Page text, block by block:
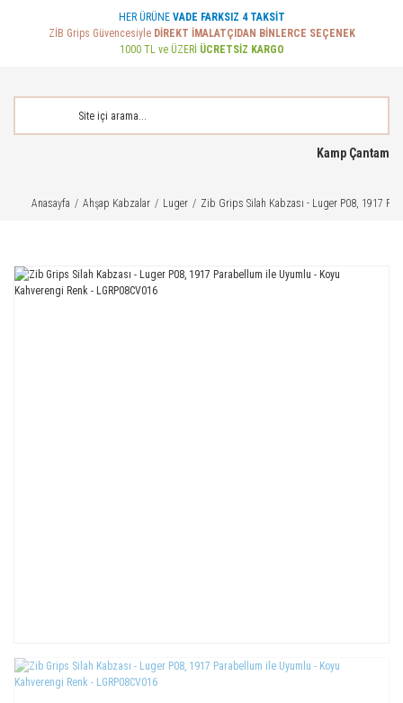
HER ÜRÜNE VADE FARKSIZ 4 TAKSİT
ZİB Grips Güvencesiyle DİREKT İMALATÇIDAN BİNLERCE SEÇENEK
1000 TL ve ÜZERİ ÜCRETSİZ KARGO
Kamp Çantam
Anasayfa Ahşap Kabzalar Luger Zib Grips Silah Kabzası - Luger P08, 1917